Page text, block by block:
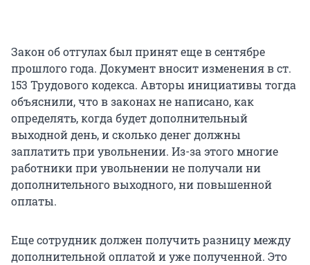
Закон об отгулах был принят еще в сентябре
прошлого года. Документ вносит изменения в ст.
153 Трудового кодекса. Авторы инициативы тогда
объяснили, что в законах не написано, как
определять, когда будет дополнительный
выходной день, и сколько денег должны
заплатить при увольнении. Из-за этого многие
работники при увольнении не получали ни
дополнительного выходного, ни повышенной
оплаты.
Еще сотрудник должен получить разницу между
дополнительной оплатой и уже полученной. Это